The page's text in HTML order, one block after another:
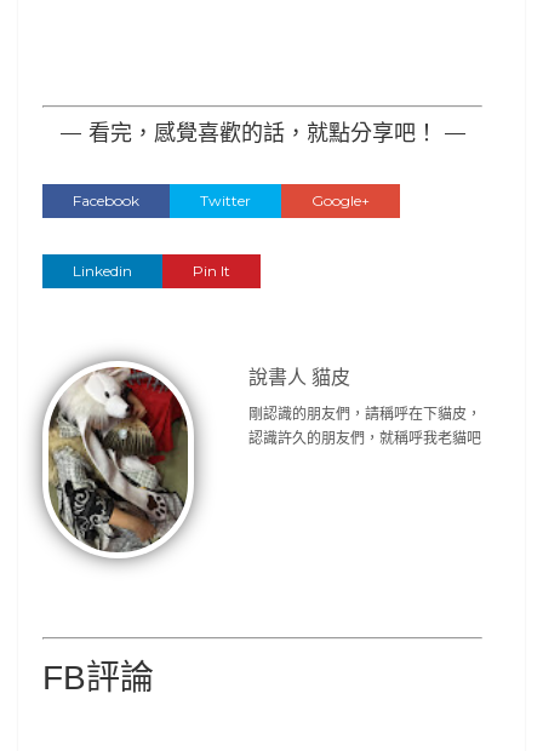
— 看完，感覺喜歡的話，就點分享吧！ —
Facebook Twitter Google+
Linkedin Pin It
說書人 貓皮
剛認識的朋友們，請稱呼在下貓皮，
認識許久的朋友們，就稱呼我老貓吧
FB評論